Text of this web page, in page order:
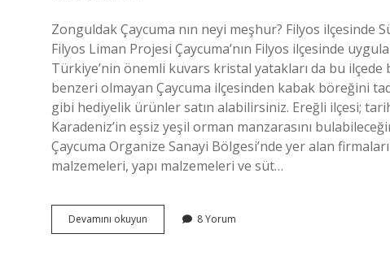
Zonguldak Çaycuma nın neyi meşhur? Filyos ilçesinde
Filyos Liman Projesi Çaycuma’nın Filyos ilçesinde
Türkiye’nin önemli kuvars kristal yatakları da bu ilçede
benzeri olmayan Çaycuma ilçesinden kabak böreğini
gibi hediyelik ürünler satın alabilirsiniz. Ereğli ilçesi;
Karadeniz’in eşsiz yeşil orman manzarasını
Çaycuma Organize Sanayi Bölgesi’nde yer alan
malzemeleri, yapı malzemeleri ve süt…
Devamını okuyun Çaycumada
Ne
8 Yorum